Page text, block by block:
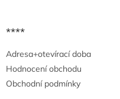
****
Adresa+otevírací doba
Hodnocení obchodu
Obchodní podmínky